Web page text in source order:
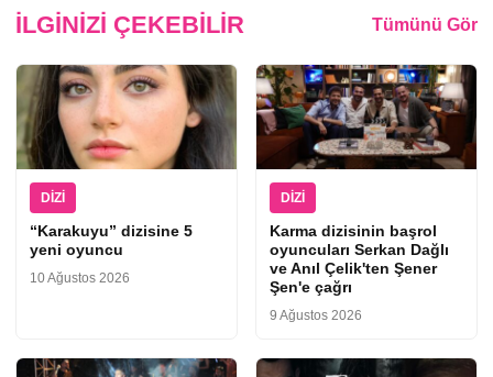
İLGINIZI ÇEKEBILIR Tümünü Gör
DIZI
“Karakuyu” dizisine 5
yeni oyuncu
10 Ağustos 2026
DIZI
Karma dizisinin başrol
oyuncuları Serkan Dağlı
ve Anıl Çelik'ten Şener
Şen'e çağrı
9 Ağustos 2026